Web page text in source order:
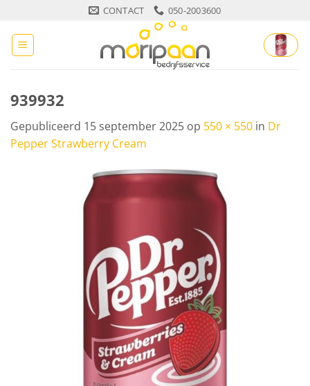
inhoud
CONTACT 050-2003600
939932
Gepubliceerd 15 september 2025 op 550 × 550 in Dr
Pepper Strawberry Cream